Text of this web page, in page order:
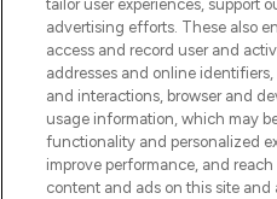
Bądź pierwszą
najnowszych
uznanych marek,
otrzyma
z Sunday
Zgoda na
Do Not Sell or
tailor user experiences, support
advertising efforts. These also
access and record user and
addresses and online identifiers,
and interactions, browser and
usage information, which may
functionality and personalized
improve performance, and
content and ads on this site and